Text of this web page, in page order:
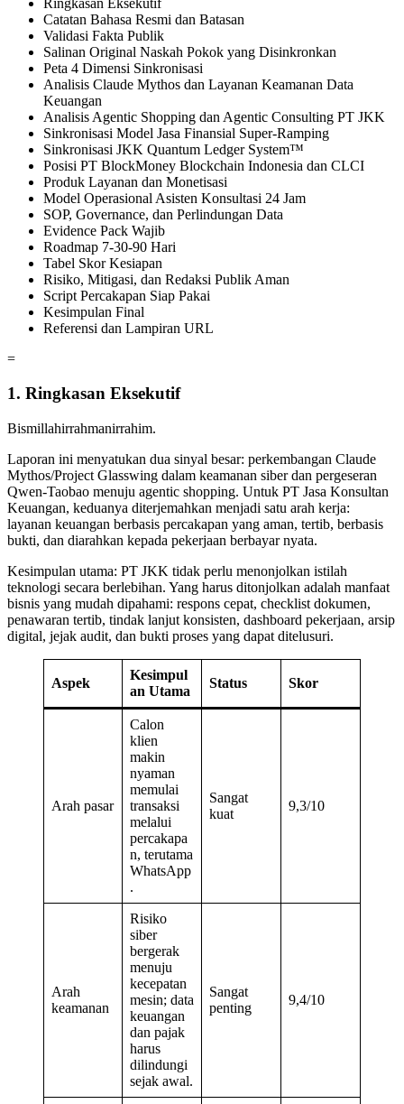
Catatan Bahasa Resmi dan Batasan
Validasi Fakta Publik
Salinan Original Naskah Pokok yang Disinkronkan
Peta 4 Dimensi Sinkronisasi
Analisis Claude Mythos dan Layanan Keamanan Data
Keuangan
Analisis Agentic Shopping dan Agentic Consulting PT JKK
Sinkronisasi Model Jasa Finansial Super-Ramping
Sinkronisasi JKK Quantum Ledger System™
Posisi PT BlockMoney Blockchain Indonesia dan CLCI
Produk Layanan dan Monetisasi
Model Operasional Asisten Konsultasi 24 Jam
SOP, Governance, dan Perlindungan Data
Evidence Pack Wajib
Roadmap 7-30-90 Hari
Tabel Skor Kesiapan
Risiko, Mitigasi, dan Redaksi Publik Aman
Script Percakapan Siap Pakai
Kesimpulan Final
Referensi dan Lampiran URL
=
1. Ringkasan Eksekutif
Bismillahirrahmanirrahim.
Laporan ini menyatukan dua sinyal besar: perkembangan Claude
Mythos/Project Glasswing dalam keamanan siber dan pergeseran
Qwen-Taobao menuju agentic shopping. Untuk PT Jasa Konsultan
Keuangan, keduanya diterjemahkan menjadi satu arah kerja:
layanan keuangan berbasis percakapan yang aman, tertib, berbasis
bukti, dan diarahkan kepada pekerjaan berbayar nyata.
Kesimpulan utama: PT JKK tidak perlu menonjolkan istilah
teknologi secara berlebihan. Yang harus ditonjolkan adalah manfaat
bisnis yang mudah dipahami: respons cepat, checklist dokumen,
penawaran tertib, tindak lanjut konsisten, dashboard pekerjaan, arsip
digital, jejak audit, dan bukti proses yang dapat ditelusuri.
Aspek
Kesimpul
an Utama
Status Skor
Arah pasar
Calon
klien
makin
nyaman
memulai
transaksi
melalui
percakapa
n, terutama
WhatsApp
.
Sangat
kuat
9,3/10
Arah
keamanan
Risiko
siber
bergerak
menuju
kecepatan
mesin; data
keuangan
dan pajak
harus
dilindungi
sejak awal.
Sangat
penting
9,4/10